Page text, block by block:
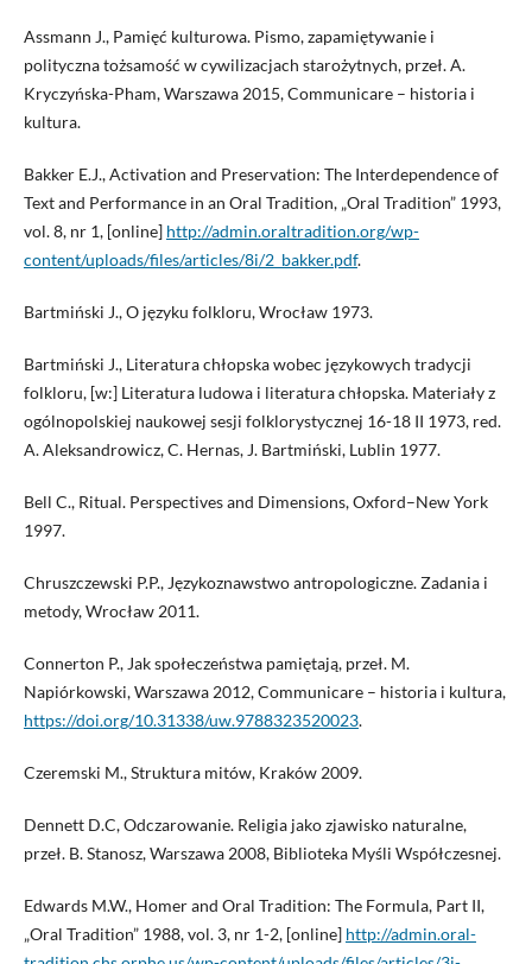
Assmann J., Pamięć kulturowa. Pismo, zapamiętywanie i
polityczna tożsamość w cywilizacjach starożytnych, przeł. A.
Kryczyńska-Pham, Warszawa 2015, Communicare – historia i
kultura.
Bakker E.J., Activation and Preservation: The Interdependence of
Text and Performance in an Oral Tradition, „Oral Tradition” 1993,
vol. 8, nr 1, [online] http://admin.oraltradition.org/wp-
content/uploads/files/articles/8i/2_bakker.pdf.
Bartmiński J., O języku folkloru, Wrocław 1973.
Bartmiński J., Literatura chłopska wobec językowych tradycji
folkloru, [w:] Literatura ludowa i literatura chłopska. Materiały z
ogólnopolskiej naukowej sesji folklorystycznej 16-18 II 1973, red.
A. Aleksandrowicz, C. Hernas, J. Bartmiński, Lublin 1977.
Bell C., Ritual. Perspectives and Dimensions, Oxford–New York
1997.
Chruszczewski P.P., Językoznawstwo antropologiczne. Zadania i
metody, Wrocław 2011.
Connerton P., Jak społeczeństwa pamiętają, przeł. M.
Napiórkowski, Warszawa 2012, Communicare – historia i kultura,
https://doi.org/10.31338/uw.9788323520023.
Czeremski M., Struktura mitów, Kraków 2009.
Dennett D.C, Odczarowanie. Religia jako zjawisko naturalne,
przeł. B. Stanosz, Warszawa 2008, Biblioteka Myśli Współczesnej.
Edwards M.W., Homer and Oral Tradition: The Formula, Part II,
„Oral Tradition” 1988, vol. 3, nr 1-2, [online] http://admin.oral-